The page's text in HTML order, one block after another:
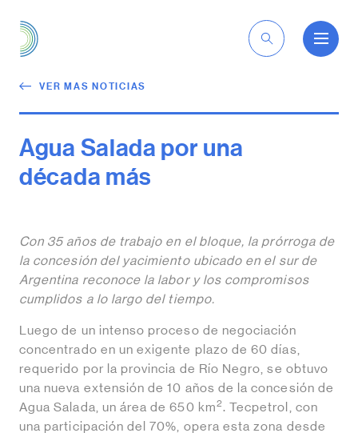
VER MAS NOTICIAS
Agua Salada por una
década más
Con 35 años de trabajo en el bloque, la prórroga de
la concesión del yacimiento ubicado en el sur de
Argentina reconoce la labor y los compromisos
cumplidos a lo largo del tiempo.
Luego de un intenso proceso de negociación
concentrado en un exigente plazo de 60 días,
requerido por la provincia de Río Negro, se obtuvo
una nueva extensión de 10 años de la concesión de
Agua Salada, un área de 650 km2. Tecpetrol, con
una participación del 70%, opera esta zona desde